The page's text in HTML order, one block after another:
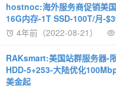
hostnoc:海外服务商促销美
16G内存-1T SSD-100T/月-
4年前（2022-08-21）
RAKsmart:美国站群服务器-
HDD-5+253-大陆优化
美金起